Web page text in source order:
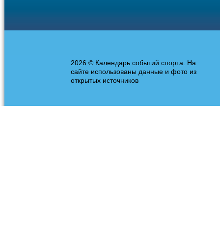
2026 © Календарь событий спорта. На
сайте использованы данные и фото из
открытых источников